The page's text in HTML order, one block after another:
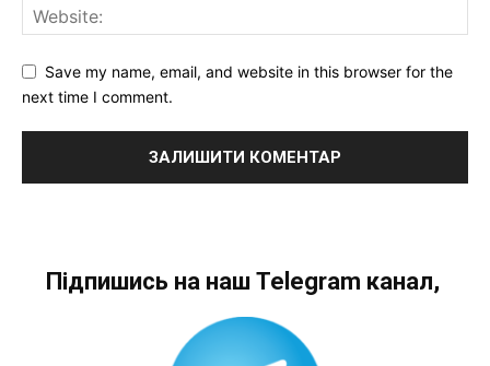
Save my name, email, and website in this browser for the
next time I comment.
Підпишись на наш Telegram канал,